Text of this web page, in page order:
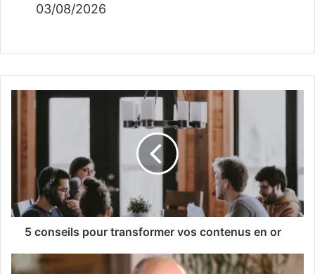
03/08/2026
5 conseils pour transformer vos contenus en or